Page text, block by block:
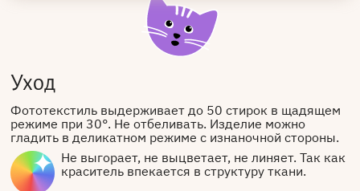
Уход
Фототекстиль выдерживает до 50 стирок в щадящем
режиме при 30°. Не отбеливать. Изделие можно
гладить в деликатном режиме с изнаночной стороны.
Не выгорает, не выцветает, не линяет. Так как
краситель впекается в структуру ткани.